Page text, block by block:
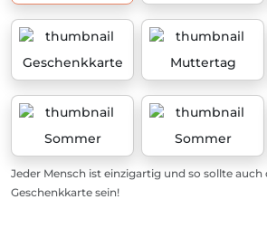
Geschenkkarte Muttertag
Sommer Sommer
Jeder Mensch ist einzigartig und so sollte auch
Geschenkkarte sein!